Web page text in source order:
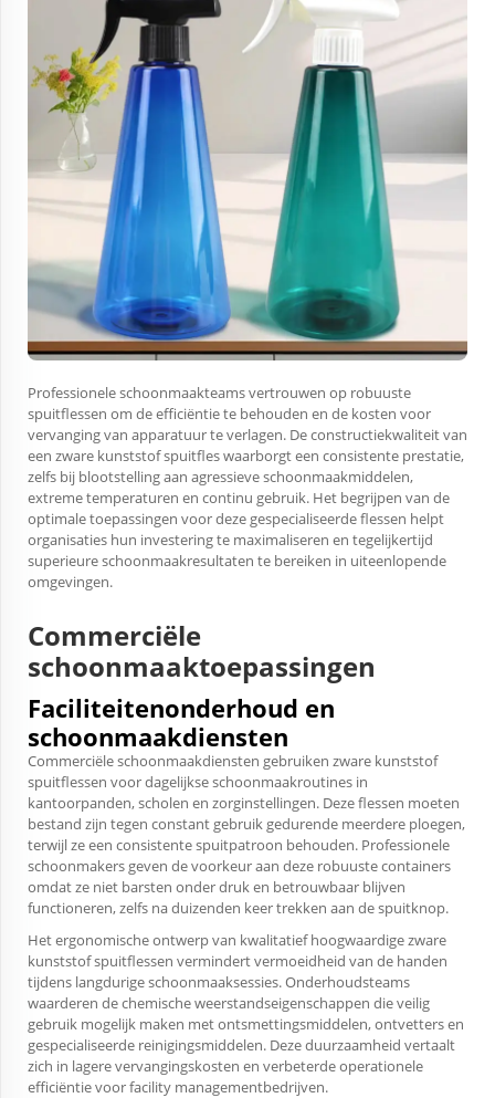
Professionele schoonmaakteams vertrouwen op robuuste
spuitflessen om de efficiëntie te behouden en de kosten voor
vervanging van apparatuur te verlagen. De constructiekwaliteit van
een zware kunststof spuitfles waarborgt een consistente prestatie,
zelfs bij blootstelling aan agressieve schoonmaakmiddelen,
extreme temperaturen en continu gebruik. Het begrijpen van de
optimale toepassingen voor deze gespecialiseerde flessen helpt
organisaties hun investering te maximaliseren en tegelijkertijd
superieure schoonmaakresultaten te bereiken in uiteenlopende
omgevingen.
Commerciële
schoonmaaktoepassingen
Faciliteitenonderhoud en
schoonmaakdiensten
Commerciële schoonmaakdiensten gebruiken zware kunststof
spuitflessen voor dagelijkse schoonmaakroutines in
kantoorpanden, scholen en zorginstellingen. Deze flessen moeten
bestand zijn tegen constant gebruik gedurende meerdere ploegen,
terwijl ze een consistente spuitpatroon behouden. Professionele
schoonmakers geven de voorkeur aan deze robuuste containers
omdat ze niet barsten onder druk en betrouwbaar blijven
functioneren, zelfs na duizenden keer trekken aan de spuitknop.
Het ergonomische ontwerp van kwalitatief hoogwaardige zware
kunststof spuitflessen vermindert vermoeidheid van de handen
tijdens langdurige schoonmaaksessies. Onderhoudsteams
waarderen de chemische weerstandseigenschappen die veilig
gebruik mogelijk maken met ontsmettingsmiddelen, ontvetters en
gespecialiseerde reinigingsmiddelen. Deze duurzaamheid vertaalt
zich in lagere vervangingskosten en verbeterde operationele
efficiëntie voor facility managementbedrijven.